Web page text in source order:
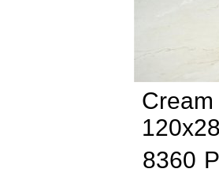
Cream
8360